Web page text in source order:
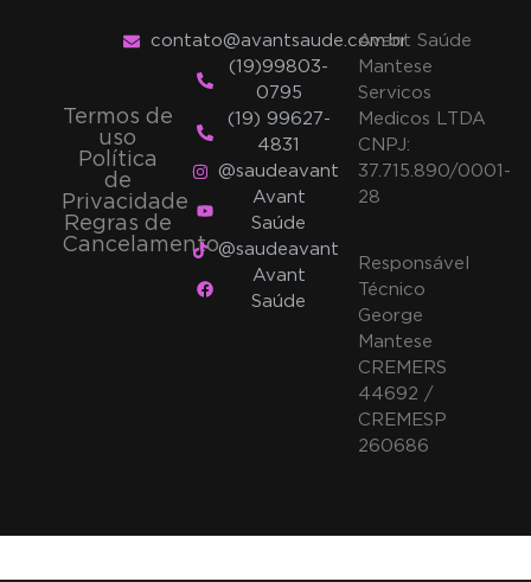
Termos de
uso
Política
de
Privacidade
Regras de
Cancelamento
contato@avantsaude.com.br
(19)99803-
0795
(19) 99627-
4831
@saudeavant
Avant
Saúde
@saudeavant
Avant
Saúde
Avant Saúde
Mantese
Servicos
Medicos LTDA
CNPJ:
37.715.890/0001-
28
Responsável
Técnico
George
Mantese
CREMERS
44692 /
CREMESP
260686